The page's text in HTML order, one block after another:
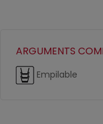
ARGUMENTS
Empilable